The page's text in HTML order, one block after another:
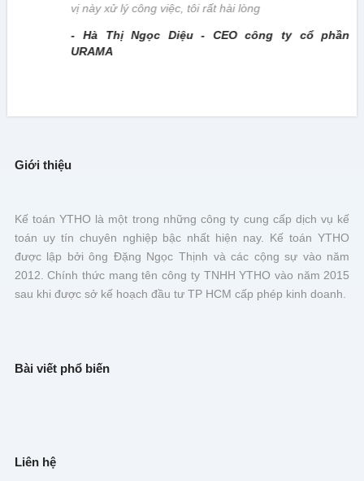
vị này xử lý công việc, tôi rất hài lòng
- Hà Thị Ngọc Diệu - CEO công ty cổ phần
URAMA
Giới thiệu
Kế toán YTHO là một trong những công ty cung cấp dịch vụ kế
toán uy tín chuyên nghiệp bậc nhất hiện nay. Kế toán YTHO
được lập bởi ông Đặng Ngọc Thịnh và các cộng sự vào năm
2012. Chính thức mang tên công ty TNHH YTHO vào năm 2015
sau khi được sở kế hoạch đầu tư TP HCM cấp phép kinh doanh.
Bài viết phổ biến
Liên hệ